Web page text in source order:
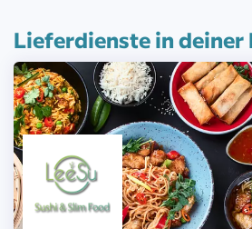
Lieferdienste in deiner